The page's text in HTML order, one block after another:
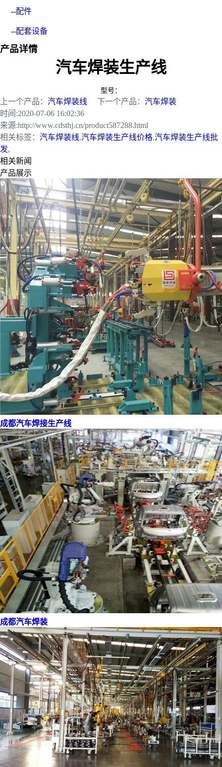
--配件
--配套设备
产品详情
汽车焊装生产线
型号：
上一个产品： 汽车焊装线 下一个产品： 汽车焊装
时间:2020-07-06 16:02:36
来源:http://www.cdsthj.cn/product587288.html
相关标签： 汽车焊装线,汽车焊装生产线价格,汽车焊装生产线批
发,
相关新闻
产品展示
成都汽车焊接生产线
成都汽车焊装